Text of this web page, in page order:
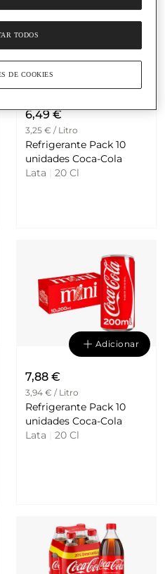
6,49 €
3,25 € / Litro
Refrigerante Pack 10
unidades Coca-Cola
Lata
20 Cl
Adicionar
7,88 €
3,94 € / Litro
Refrigerante Pack 10
unidades Coca-Cola
Lata
20 Cl
TODOS
DE COOKIES